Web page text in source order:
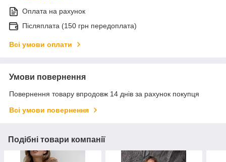
Оплата на рахунок
Післяплата (150 грн передоплата)
Всі умови оплати
Умови повернення
Повернення товару впродовж 14 днів за рахунок покупця
Всі умови повернення
Подібні товари компанії